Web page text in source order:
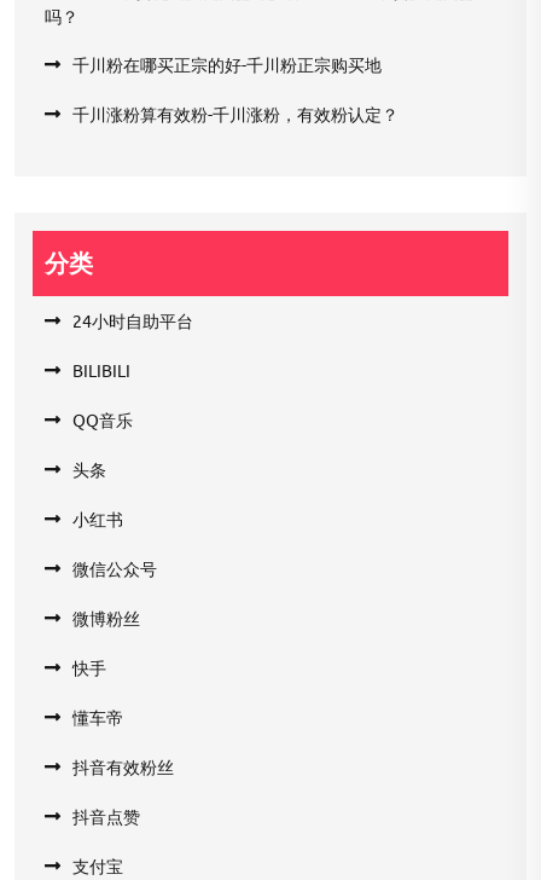
吗？
千川粉在哪买正宗的好-千川粉正宗购买地
千川涨粉算有效粉-千川涨粉，有效粉认定？
分类
24小时自助平台
BILIBILI
QQ音乐
头条
小红书
微信公众号
微博粉丝
快手
懂车帝
抖音有效粉丝
抖音点赞
支付宝